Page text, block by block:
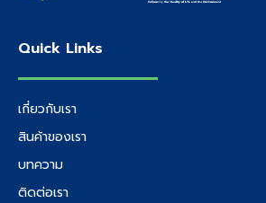
Quick Links
เกี่ยวกับเรา
สินค้าของเรา
บทความ
ติดต่อเรา